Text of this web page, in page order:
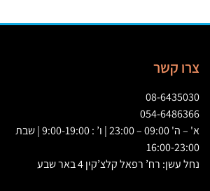
צרו קשר
08-6435030
054-6486366
א' – ה' 09:00 – 23:00 | ו’ : 9:00-19:00 | שבת
16:00-23:00
נחל עשן: רח’ רפאל קלצ’קין 4 באר שבע